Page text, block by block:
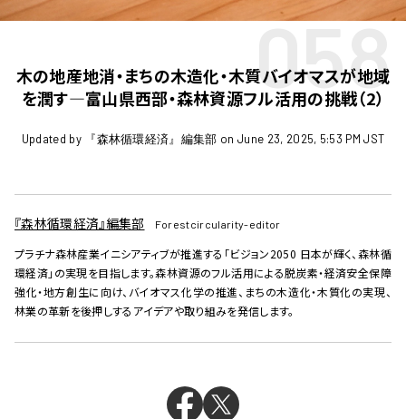
木の地産地消・まちの木造化・木質バイオマスが地域
を潤す―富山県西部・森林資源フル活用の挑戦（2）
058
Updated by 『森林循環経済』編集部 on June 23, 2025, 5:53 PM JST
『森林循環経済』編集部 Forestcircularity-editor
プラチナ森林産業イニシアティブが推進する「ビジョン2050 日本が輝く、森林循
環経済」の実現を目指します。森林資源のフル活用による脱炭素・経済安全保障
強化・地方創生に向け、バイオマス化学の推進、まちの木造化・木質化の実現、
林業の革新を後押しするアイデアや取り組みを発信します。